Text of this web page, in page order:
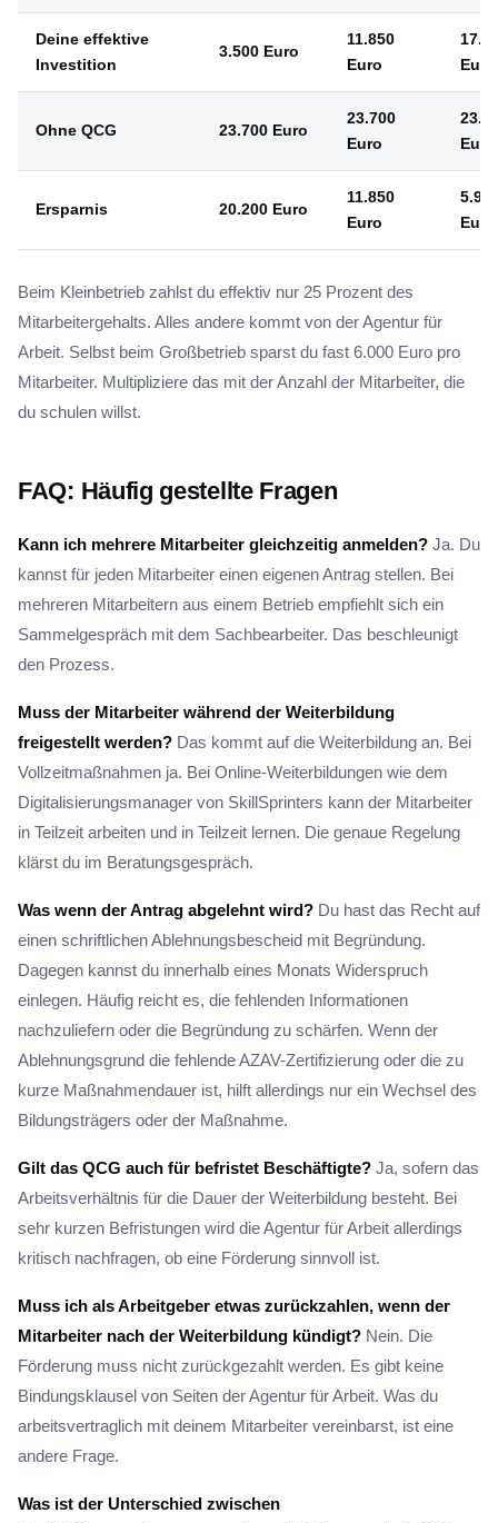
Deine effektive
Investition
3.500 Euro
11.850
Euro
Euro
Ohne QCG 23.700 Euro
23.700
Euro
Euro
Ersparnis 20.200 Euro
11.850
Euro
Euro
Beim Kleinbetrieb zahlst du effektiv nur 25 Prozent des
Mitarbeitergehalts. Alles andere kommt von der Agentur für
Arbeit. Selbst beim Großbetrieb sparst du fast 6.000 Euro pro
Mitarbeiter. Multipliziere das mit der Anzahl der Mitarbeiter, die
du schulen willst.
FAQ: Häufig gestellte Fragen
Kann ich mehrere Mitarbeiter gleichzeitig anmelden? Ja. Du
kannst für jeden Mitarbeiter einen eigenen Antrag stellen. Bei
mehreren Mitarbeitern aus einem Betrieb empfiehlt sich ein
Sammelgespräch mit dem Sachbearbeiter. Das beschleunigt
den Prozess.
Muss der Mitarbeiter während der Weiterbildung
freigestellt werden? Das kommt auf die Weiterbildung an. Bei
Vollzeitmaßnahmen ja. Bei Online-Weiterbildungen wie dem
Digitalisierungsmanager von SkillSprinters kann der Mitarbeiter
in Teilzeit arbeiten und in Teilzeit lernen. Die genaue Regelung
klärst du im Beratungsgespräch.
Was wenn der Antrag abgelehnt wird? Du hast das Recht auf
einen schriftlichen Ablehnungsbescheid mit Begründung.
Dagegen kannst du innerhalb eines Monats Widerspruch
einlegen. Häufig reicht es, die fehlenden Informationen
nachzuliefern oder die Begründung zu schärfen. Wenn der
Ablehnungsgrund die fehlende AZAV-Zertifizierung oder die zu
kurze Maßnahmendauer ist, hilft allerdings nur ein Wechsel des
Bildungsträgers oder der Maßnahme.
Gilt das QCG auch für befristet Beschäftigte? Ja, sofern das
Arbeitsverhältnis für die Dauer der Weiterbildung besteht. Bei
sehr kurzen Befristungen wird die Agentur für Arbeit allerdings
kritisch nachfragen, ob eine Förderung sinnvoll ist.
Muss ich als Arbeitgeber etwas zurückzahlen, wenn der
Mitarbeiter nach der Weiterbildung kündigt? Nein. Die
Förderung muss nicht zurückgezahlt werden. Es gibt keine
Bindungsklausel von Seiten der Agentur für Arbeit. Was du
arbeitsvertraglich mit deinem Mitarbeiter vereinbarst, ist eine
andere Frage.
Was ist der Unterschied zwischen